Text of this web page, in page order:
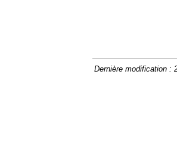
Dernière modification :